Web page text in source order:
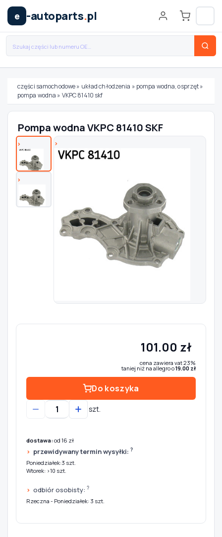
e -autoparts.pl
Wybierz swój pojazd
MARKA
MODEL
TYP / SILNIK
Szukaj pasujących części
części samochodowe» układ chłodzenia » pompa wodna, osprzęt»
pompa wodna » VKPC 81410 skf
Pompa wodna VKPC 81410 SKF
101.00 zł
cena zawiera vat 23%
taniej niż na allegro o19.00 zł
Do koszyka
szt.
dostawa:od 16 zł
przewidywany termin wysyłki: ?
Poniedziałek:3 szt.
Wtorek: >10 szt.
odbiór osobisty: ?
Rzeczna - Poniedziałek: 3 szt.